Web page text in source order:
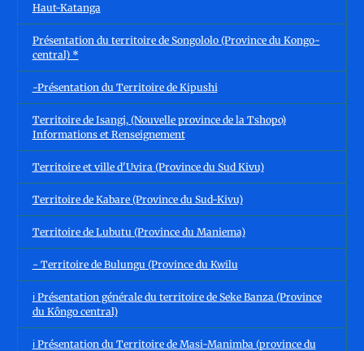
Haut-Katanga
Présentation du territoire de Songololo (Province du Kongo-
central) *
-Présentation du Territoire de Kipushi
Territoire de Isangi, (Nouvelle province de la Tshopo)
Informations et Renseignement
Territoire et ville d'Uvira (Province du Sud Kivu)
Territoire de Kabare (Province du Sud-Kivu)
Territoire de Lubutu (Province du Maniema)
- Territoire de Bulungu (Province du Kwilu
ℹ️ Présentation générale du territoire de Seke Banza (Province
du Kôngo central)
ℹ️ Présentation du Territoire de Masi-Manimba (province du